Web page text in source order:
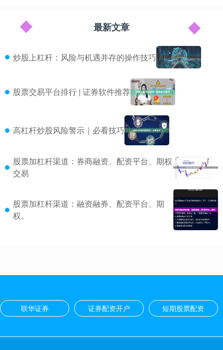
最新文章
炒股上杠杆：风险与机遇并存的操作技巧
股票交易平台排行 | 证券软件推荐
高杠杆炒股风险警示｜必看技巧
股票加杠杆渠道：券商融资、配资平台、期权
交易
股票加杠杆渠道：融资融券、配资平台、期
权。
联华证券 证券配资开户 短期股票配资